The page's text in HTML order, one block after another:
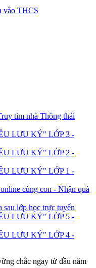
vào THCS
tìm nhà Thông thái
LƯU KÝ" LỚP 3 -
LƯU KÝ" LỚP 2 -
LƯU KÝ" LỚP 1 -
cùng con - Nhận quà
sau lớp học trực tuyến
LƯU KÝ" LỚP 5 -
LƯU KÝ" LỚP 4 -